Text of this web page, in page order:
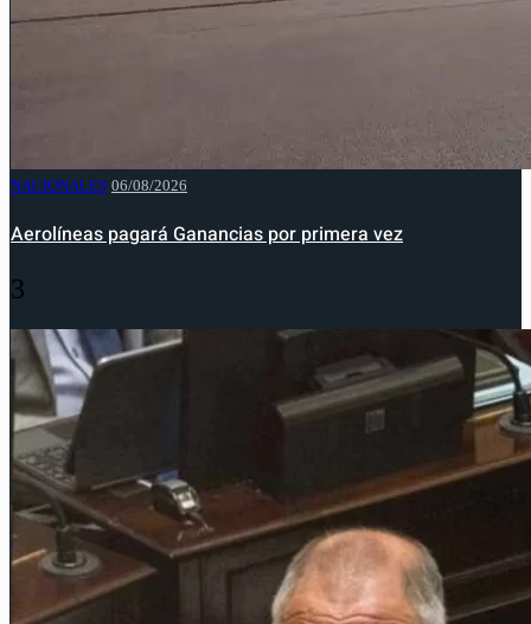
NACIONALES 06/08/2026
Aerolíneas pagará Ganancias por primera vez
3